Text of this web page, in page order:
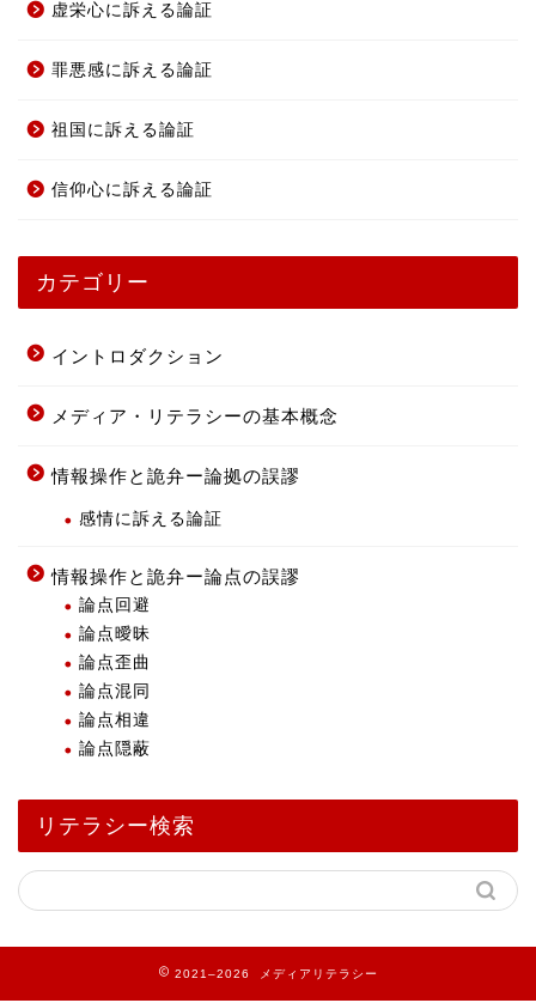
虚栄心に訴える論証
罪悪感に訴える論証
祖国に訴える論証
信仰心に訴える論証
カテゴリー
イントロダクション
メディア・リテラシーの基本概念
情報操作と詭弁ー論拠の誤謬
感情に訴える論証
情報操作と詭弁ー論点の誤謬
論点回避
論点曖昧
論点歪曲
論点混同
論点相違
論点隠蔽
リテラシー検索
2021–2026 メディアリテラシー